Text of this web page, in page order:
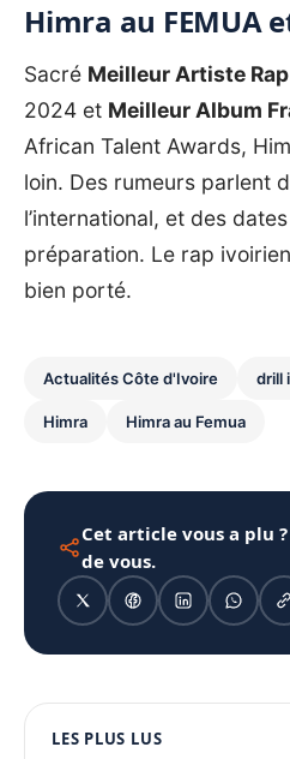
Himra au FEMUA
Sacré Meilleur Artiste
2024 et Meilleur Album
African Talent Awards,
loin. Des rumeurs parlent
l’international, et des
préparation. Le rap
bien porté.
Actualités Côte d'Ivoire drill
Himra Himra au Femua
Cet article vous a plu
de vous.
PUBLICITÉ
LES PLUS LUS